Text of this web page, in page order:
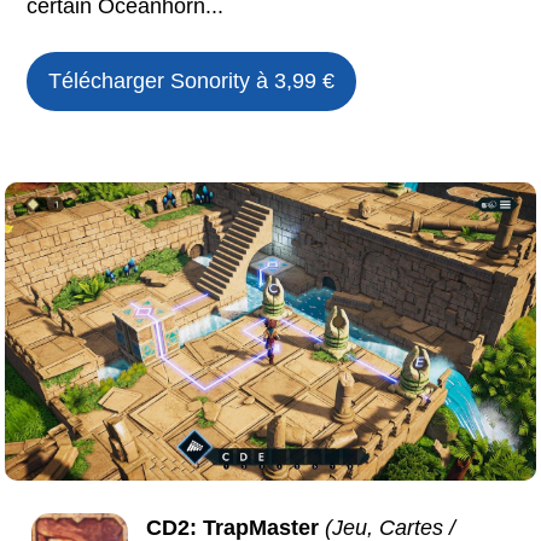
certain Oceanhorn...
Télécharger Sonority à 3,99 €
CD2: TrapMaster (Jeu, Cartes /